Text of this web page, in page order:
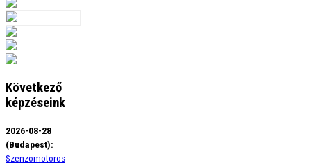
Következő
képzéseink
2026-08-28
(Budapest):
Szenzomotoros